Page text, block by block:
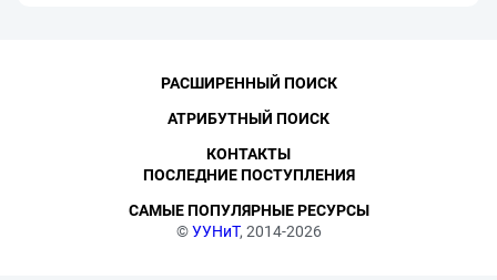
©УУНиТ, 2014-2026
РАСШИРЕННЫЙ ПОИСК
АТРИБУТНЫЙ ПОИСК
КОНТАКТЫ
ПОСЛЕДНИЕ ПОСТУПЛЕНИЯ
САМЫЕ ПОПУЛЯРНЫЕ РЕСУРСЫ